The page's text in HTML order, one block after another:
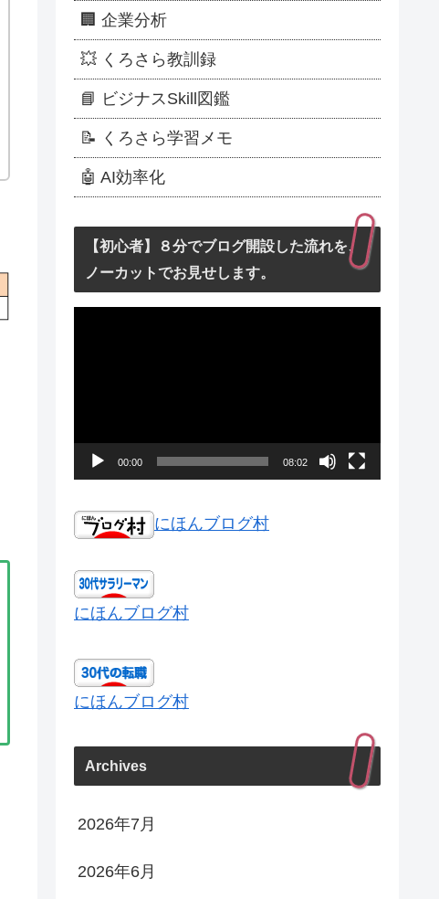
🏢 企業分析
💥 くろさら教訓録
📘 ビジナスSkill図鑑
📝 くろさら学習メモ
🤖 AI効率化
【初心者】８分でブログ開設した流れを、
ノーカットでお見せします。
00:00 08:02
にほんブログ村
にほんブログ村
にほんブログ村
Archives
2026年7月
2026年6月